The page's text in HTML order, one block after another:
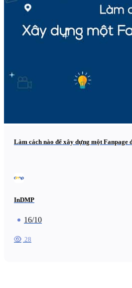
Làm cách nào để xây dựng một Fanpage
InDMP
16/10
28